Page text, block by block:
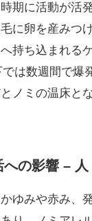
期に活動が活
に卵を産みつ
持ち込まれ
は数週間で爆
ノミの温床と
の影響 –
ゆみや赤み